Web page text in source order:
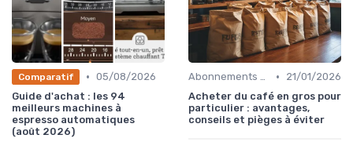
Comparatif • 05/08/2026
Guide d'achat : les 94
meilleurs machines à
espresso automatiques
(août 2026)
Abonnements et Livraisons de Café •
21/01/2026
Acheter du café en gros pour
particulier : avantages,
conseils et pièges à éviter